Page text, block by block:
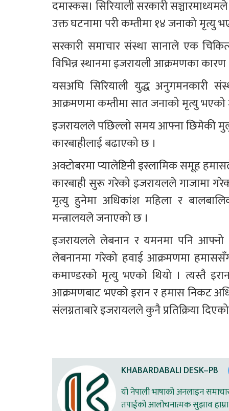
दमास्कस। सिरियाली सरकारी
उक्त घटनामा परी कम्तीमा १४ जनाको मृत्यु
सरकारी समाचार संस्था सानाले एक
विभिन्न स्थानमा इजरायली आक्रमणका
यसअघि सिरियाली युद्ध अनुगमनकारी
आक्रमणमा कम्तीमा सात जनाको मृत्यु भएको
इजरायलले पछिल्लो समय आफ्ना छिमेकी
कारबाहीलाई बढाएको छ ।
अक्टोबरमा प्यालेष्टिनी इस्लामिक समूह
कारबाही सुरू गरेको इजरायलले गाजामा
मृत्यु हुनेमा अधिकांश महिला र
मन्त्रालयले जनाएको छ ।
इजरायलले लेबनान र यमनमा पनि
लेबनानमा गरेको हवाई आक्रमणमा
कमाण्डरको मृत्यु भएको थियो । त्यस्तै
आक्रमणबाट भएको इरान र हमास निकट
संलग्नताबारे इजरायलले कुनै प्रतिक्रिया
KHABARDABALI DESK–PB
यो नेपाली भाषाको अनलाइन
तपाईको आलोचनात्मक सुझाव